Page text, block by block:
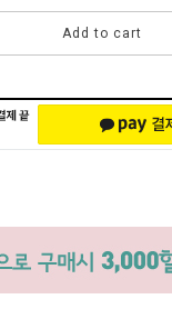
Add to cart